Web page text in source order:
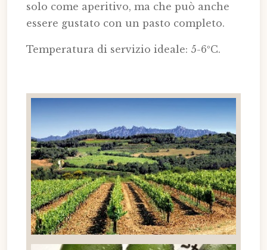
solo come aperitivo, ma che può anche
essere gustato con un pasto completo.
Temperatura di servizio ideale: 5-6ºC.